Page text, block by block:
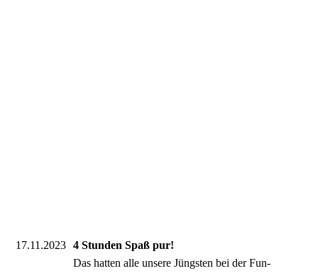
17.11.2023
4 Stunden Spaß pur!
Das hatten alle unsere Jüngsten bei der Fun-